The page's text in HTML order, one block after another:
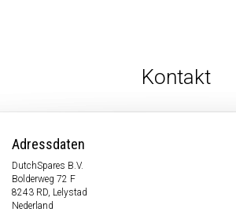
Kontakt
Adressdaten
DutchSpares B.V.
Bolderweg 72 F
8243 RD, Lelystad
Nederland